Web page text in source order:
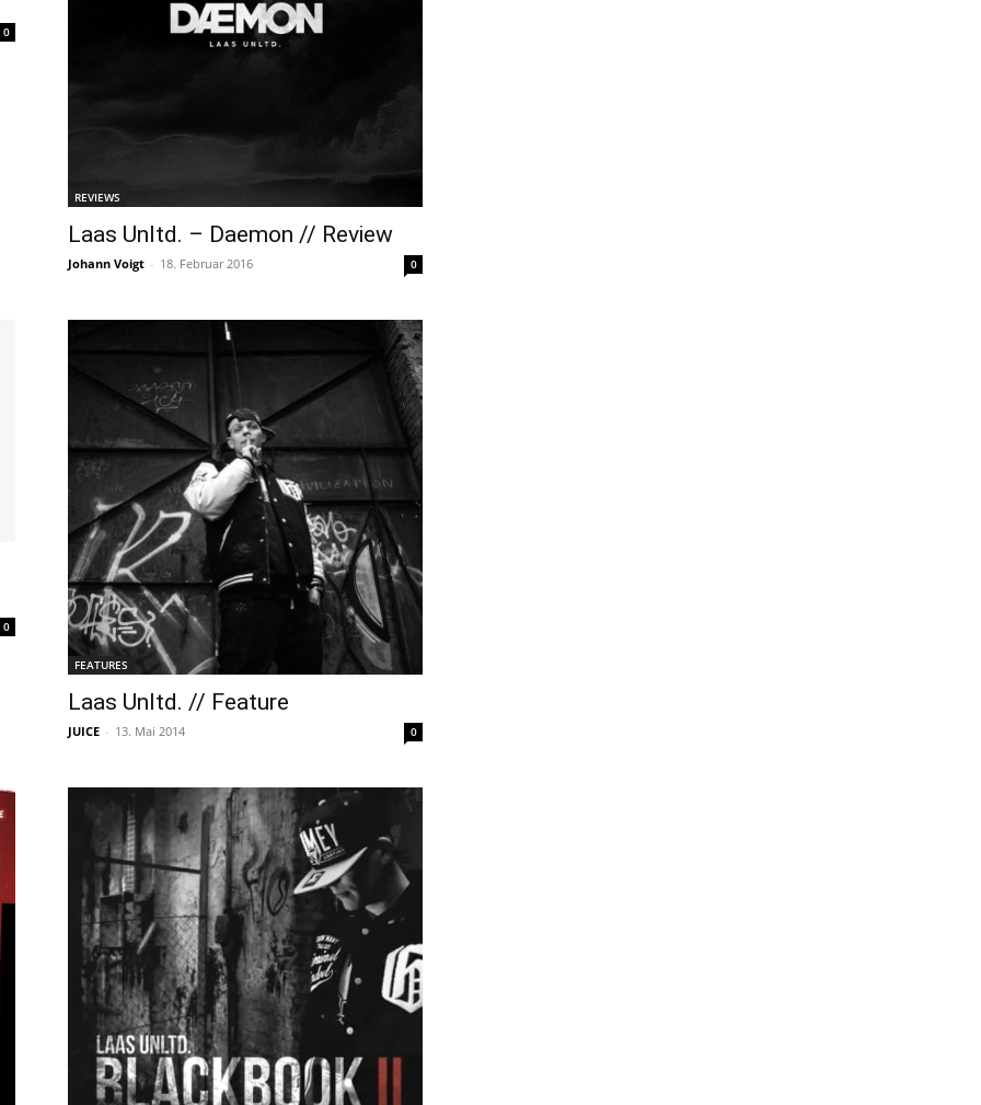
0
REVIEWS
Laas Unltd. – Daemon // Review
Johann Voigt - 18. Februar 2016 0
0
FEATURES
Laas Unltd. // Feature
JUICE - 13. Mai 2014 0